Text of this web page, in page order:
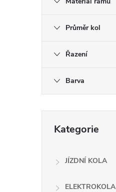
Průměr kol
Řazení
Barva
kategorie
Kategorie
JÍZDNÍ KOLA
ELEKTROKOLA